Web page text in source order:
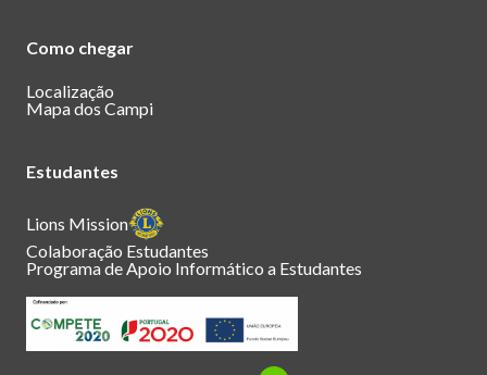
Como chegar
Localização
Mapa dos Campi
Estudantes
Lions Mission
Colaboração Estudantes
Programa de Apoio Informático a Estudantes